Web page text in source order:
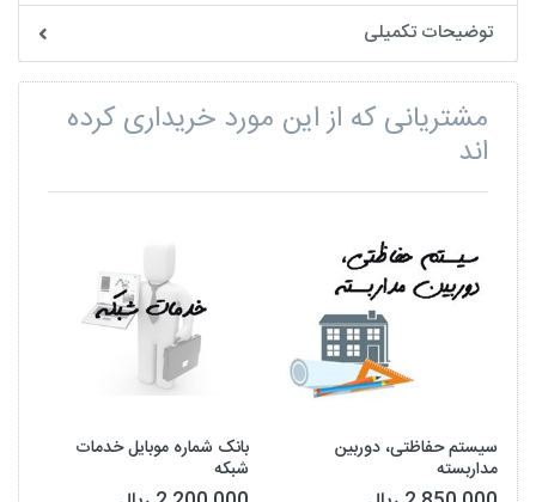
توضیحات تکمیلی
مشتریانی که از این مورد خریداری کرده
اند
سیستم حفاظتی، دوربین
مداربسته
بانک شماره موبایل خدمات
شبکه